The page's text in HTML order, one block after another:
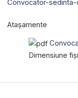
Convocator-
Atașamente
Dimensiune